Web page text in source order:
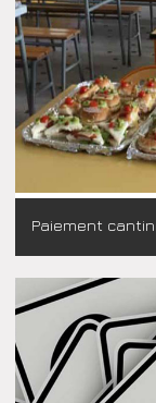
Paiement